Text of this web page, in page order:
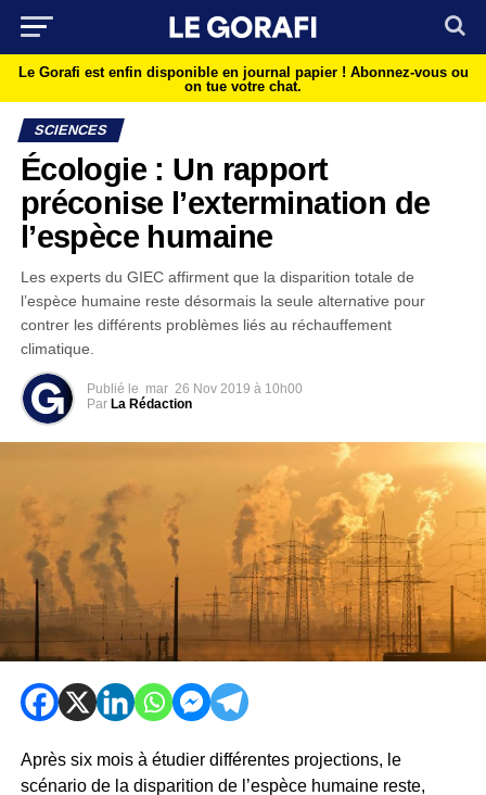
Le Gorafi est enfin disponible en journal papier ! Abonnez-vous ou
on tue votre chat.
SCIENCES
Écologie : Un rapport
préconise l’extermination de
l’espèce humaine
Les experts du GIEC affirment que la disparition totale de
l’espèce humaine reste désormais la seule alternative pour
contrer les différents problèmes liés au réchauffement
climatique.
Publié le mar 26 Nov 2019 à 10h00
Par La Rédaction
Après six mois à étudier différentes projections, le
scénario de la disparition de l’espèce humaine reste,